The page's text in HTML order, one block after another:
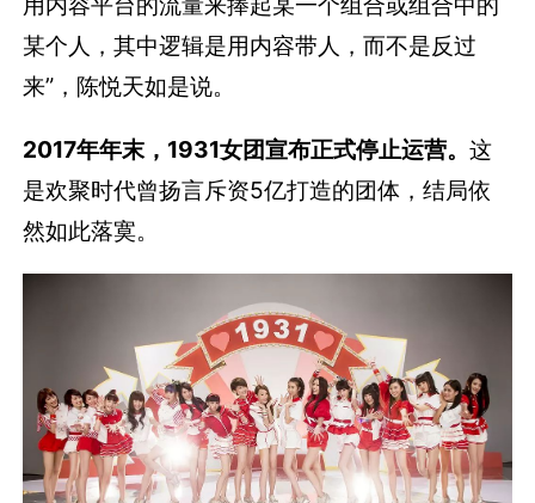
某个人，其中逻辑是用内容带人，而不是反过
来”，陈悦天如是说。
2017年年末，1931女团宣布正式停止运营。这
是欢聚时代曾扬言斥资5亿打造的团体，结局依
然如此落寞。